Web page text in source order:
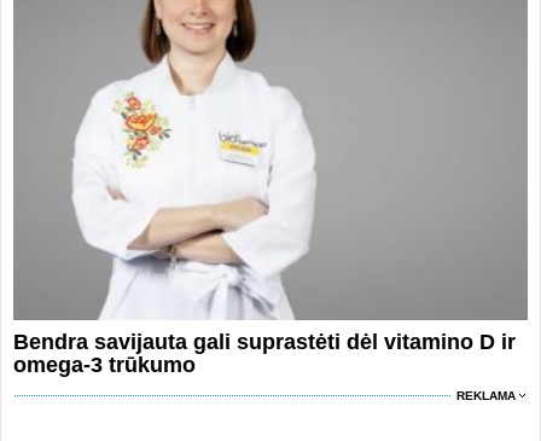
Bendra savijauta gali suprastėti dėl vitamino D ir
omega-3 trūkumo
REKLAMA